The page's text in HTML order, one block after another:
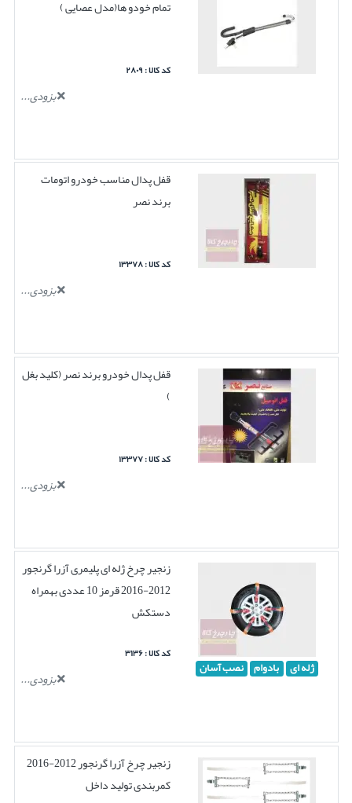
تمام خودو ها(مدل عصایی )
کد کالا : ۲۸۰۹
بزودی...
قفل پدال مناسب خودرو اتومات
برند نصر
کد کالا : ۱۳۳۷۸
بزودی...
قفل پدال خودرو برند نصر (کلید بغل
)
کد کالا : ۱۳۳۷۷
بزودی...
ژله ای بادوام نصب آسان
زنجیر چرخ ژله ای پلیمری آزرا گرنجور
2012-2016 قرمز 10 عددی بهمراه
دستکش
کد کالا : ۳۱۳۶
بزودی...
زنجیر چرخ آزرا گرنجور 2012-2016
کمربندی تولید داخل